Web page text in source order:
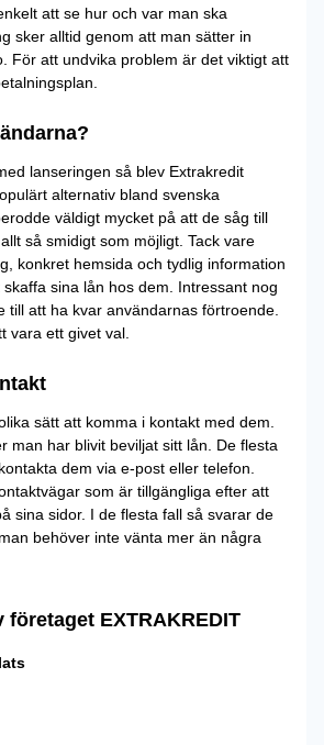
att se hur och var man ska
sker alltid genom att man sätter in
För att undvika problem är det viktigt att
lanseringen så blev Extrakredit
alternativ bland svenska
väldigt mycket på att de såg till
så smidigt som möjligt. Tack vare
konkret hemsida och tydlig information
sina lån hos dem. Intressant nog
till att ha kvar användarnas förtroende.
vara ett givet val.
sätt att komma i kontakt med dem.
man har blivit beviljat sitt lån. De flesta
dem via e-post eller telefon.
som är tillgängliga efter att
sina sidor. I de flesta fall så svarar de
behöver inte vänta mer än några
företaget EXTRAKREDIT